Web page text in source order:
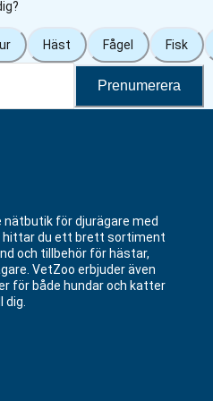
Häst Fågel Fisk
Prenumerera
nätbutik för djurägare med
hittar du ett brett sortiment
och tillbehör för hästar,
VetZoo erbjuder även
för både hundar och katter
dig.